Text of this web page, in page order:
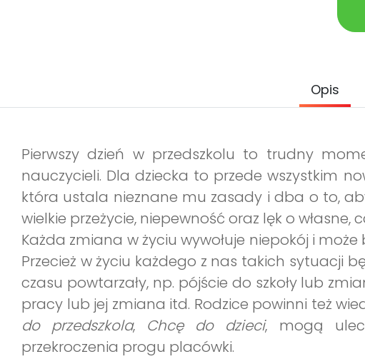
Opis
Pierwszy dzień w przedszkolu to trudny
nauczycieli. Dla dziecka to przede wszystkim
która ustala nieznane mu zasady i dba o to,
wielkie przeżycie, niepewność oraz lęk o własne,
Każda zmiana w życiu wywołuje niepokój i
Przecież w życiu każdego z nas takich sytuacji
czasu powtarzały, np. pójście do szkoły lub
pracy lub jej zmiana itd. Rodzice powinni też
do przedszkola, Chcę do dzieci, mogą
przekroczenia progu placówki.